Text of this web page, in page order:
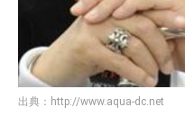
出典： http://www.aqua-dc.net